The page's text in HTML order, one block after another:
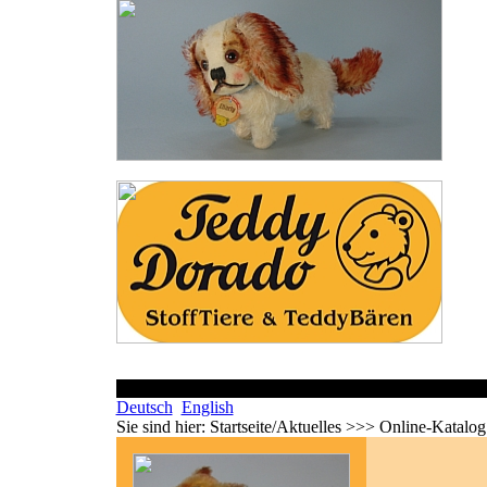
Deutsch English
Sie sind hier: Startseite/Aktuelles >>> Online-